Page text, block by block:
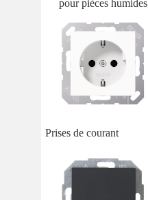
pour pièces humides
Prises de courant